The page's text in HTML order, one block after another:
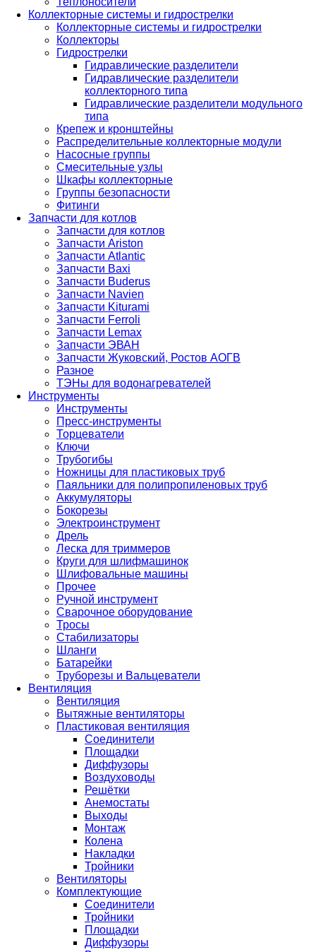
Коллекторные системы и гидрострелки
Коллекторные системы и гидрострелки
Коллекторы
Гидрострелки
Гидравлические разделители
Гидравлические разделители
коллекторного типа
Гидравлические разделители модульного
типа
Крепеж и кронштейны
Распределительные коллекторные модули
Насосные группы
Смесительные узлы
Шкафы коллекторные
Группы безопасности
Фитинги
Запчасти для котлов
Запчасти для котлов
Запчасти Ariston
Запчасти Atlantic
Запчасти Baxi
Запчасти Buderus
Запчасти Navien
Запчасти Kiturami
Запчасти Ferroli
Запчасти Lemax
Запчасти ЭВАН
Запчасти Жуковский, Ростов АОГВ
Разное
ТЭНы для водонагревателей
Инструменты
Инструменты
Пресс-инструменты
Торцеватели
Ключи
Трубогибы
Ножницы для пластиковых труб
Паяльники для полипропиленовых труб
Аккумуляторы
Бокорезы
Электроинструмент
Дрель
Леска для триммеров
Круги для шлифмашинок
Шлифовальные машины
Прочее
Ручной инструмент
Сварочное оборудование
Тросы
Стабилизаторы
Шланги
Батарейки
Труборезы и Вальцеватели
Вентиляция
Вентиляция
Вытяжные вентиляторы
Пластиковая вентиляция
Соединители
Площадки
Диффузоры
Воздуховоды
Решётки
Анемостаты
Выходы
Монтаж
Колена
Накладки
Тройники
Вентиляторы
Комплектующие
Соединители
Тройники
Площадки
Диффузоры